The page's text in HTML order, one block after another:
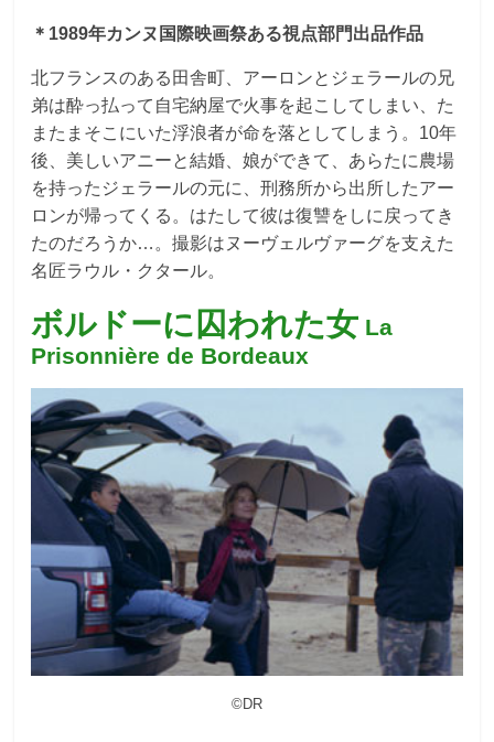
＊1989年カンヌ国際映画祭ある視点部門出品作品
北フランスのある田舎町、アーロンとジェラールの兄
弟は酔っ払って自宅納屋で火事を起こしてしまい、た
またまそこにいた浮浪者が命を落としてしまう。10年
後、美しいアニーと結婚、娘ができて、あらたに農場
を持ったジェラールの元に、刑務所から出所したアー
ロンが帰ってくる。はたして彼は復讐をしに戻ってき
たのだろうか…。撮影はヌーヴェルヴァーグを支えた
名匠ラウル・クタール。
ボルドーに囚われた女 La
Prisonnière de Bordeaux
©DR